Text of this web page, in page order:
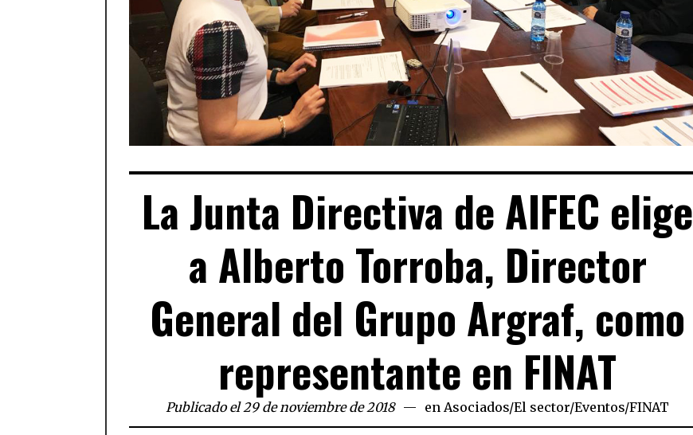
La Junta Directiva de AIFEC elige
a Alberto Torroba, Director
General del Grupo Argraf, como
representante en FINAT
Publicado el 29 de noviembre de 2018 en Asociados/El sector/Eventos/FINAT